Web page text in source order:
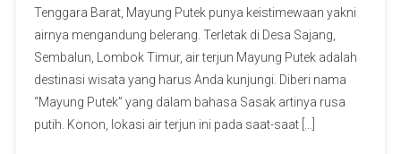
Tenggara Barat, Mayung Putek punya keistimewaan yakni
airnya mengandung belerang. Terletak di Desa Sajang,
Sembalun, Lombok Timur, air terjun Mayung Putek adalah
destinasi wisata yang harus Anda kunjungi. Diberi nama
“Mayung Putek” yang dalam bahasa Sasak artinya rusa
putih. Konon, lokasi air terjun ini pada saat-saat […]